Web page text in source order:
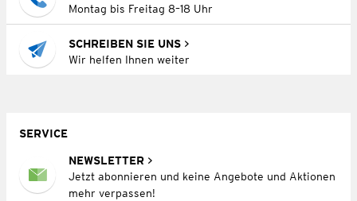
Montag bis Freitag 8–18 Uhr
SCHREIBEN SIE UNS
Wir helfen Ihnen weiter
SERVICE
NEWSLETTER
Jetzt abonnieren und keine Angebote und Aktionen
mehr verpassen!